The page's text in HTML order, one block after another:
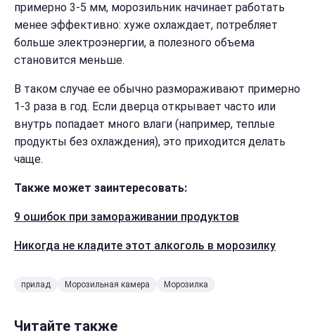
примерно 3-5 мм, морозильник начинает работать
менее эффективно: хуже охлаждает, потребляет
больше электроэнергии, а полезного объема
становится меньше.
В таком случае ее обычно размораживают примерно
1-3 раза в год. Если дверца открывает часто или
внутрь попадает много влаги (например, теплые
продукты без охлаждения), это приходится делать
чаще.
Также может заинтересовать:
9 ошибок при замораживании продуктов
Никогда не кладите этот алкоголь в морозилку
прилад Морозильная камера Морозилка
Читайте также